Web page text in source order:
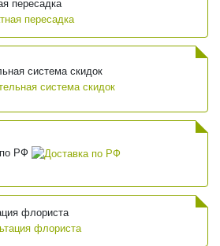
пересадка
система скидок
РФ
флориста